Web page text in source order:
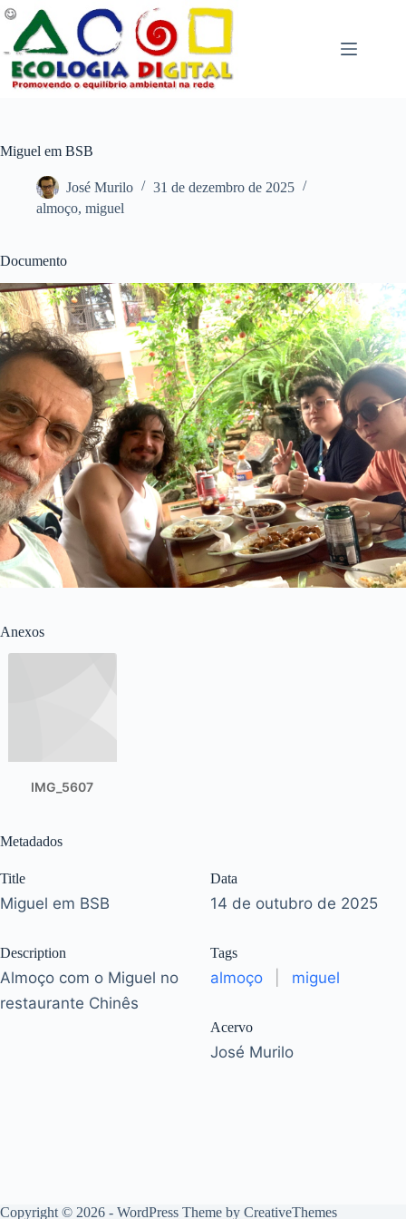
Pular
para
conteúdo
Miguel em BSB
José Murilo
31 de dezembro de 2025
almoço, miguel
Documento
Anexos
IMG_5607
Metadados
Title
Miguel em BSB
Description
Almoço com o Miguel no
restaurante Chinês
Data
14 de outubro de 2025
Tags
almoço miguel
Acervo
José Murilo
Copyright © 2026 - WordPress Theme by CreativeThemes